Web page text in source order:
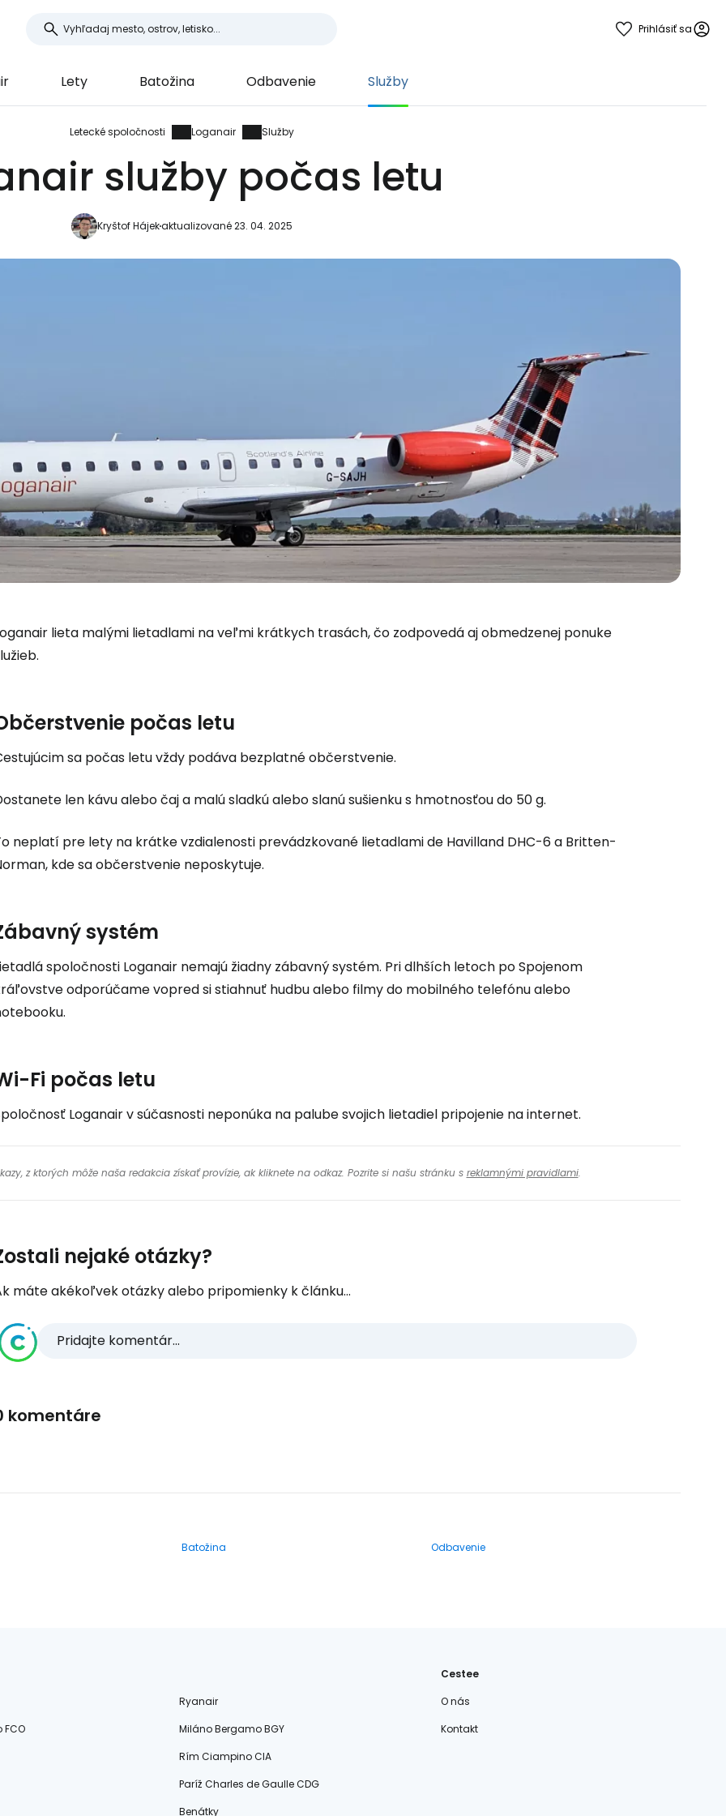
Prihlásiť sa
Lety Batožina Odbavenie Služby
Letecké spoločnosti Loganair Služby
služby počas letu
Kryštof Hájekaktualizované 23. 04. 2025
lieta malými lietadlami na veľmi krátkych trasách, čo zodpovedá aj obmedzenej ponuke
počas letu
sa počas letu vždy podáva bezplatné občerstvenie.
len kávu alebo čaj a malú sladkú alebo slanú sušienku s hmotnosťou do 50 g.
neplatí pre lety na krátke vzdialenosti prevádzkované lietadlami de Havilland DHC-6 a Britten-
kde sa občerstvenie neposkytuje.
systém
spoločnosti Loganair nemajú žiadny zábavný systém. Pri dlhších letoch po Spojenom
odporúčame vopred si stiahnuť hudbu alebo filmy do mobilného telefónu alebo
Fi počas letu
Loganair v súčasnosti neponúka na palube svojich lietadiel pripojenie na internet.
z ktorých môže naša redakcia získať provízie, ak kliknete na odkaz. Pozrite si našu stránku s reklamnými pravidlami.
nejaké otázky?
máte akékoľvek otázky alebo pripomienky k článku...
Pridajte komentár...
komentáre
Batožina Odbavenie
Ryanair
Miláno Bergamo BGY
Rím Ciampino CIA
Paríž Charles de Gaulle CDG
Benátky
Cestee
O nás
Kontakt
Cestee
... celosvetovej komunity cestovateľov